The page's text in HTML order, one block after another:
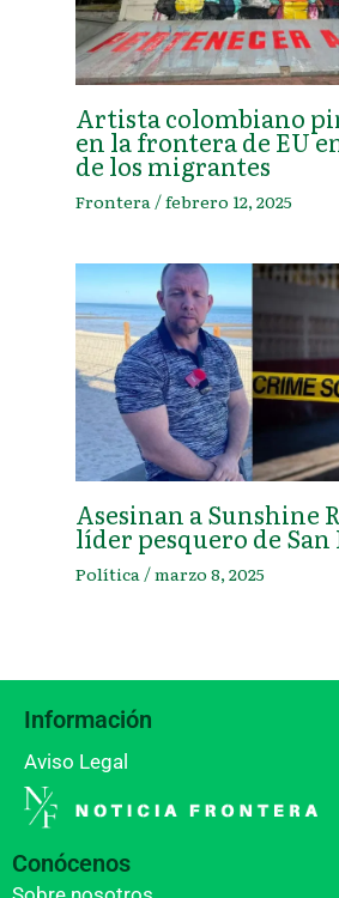
Artista colombiano
en la frontera de EU
de los migrantes
Frontera /febrero 12, 2025
Asesinan a Sunshine
líder pesquero de San
Política /marzo 8, 2025
Información
Aviso Legal
Conócenos